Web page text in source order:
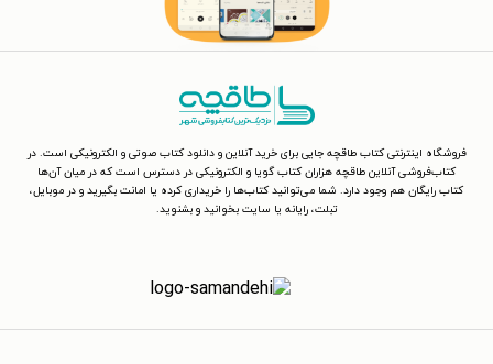
فروشگاه اینترنتی کتاب طاقچه جایی برای خرید آنلاین و دانلود کتاب صوتی و الکترونیکی است. در
کتاب‌فروشی آنلاین طاقچه هزاران کتاب گویا و الکترونیکی در دسترس است که در میان آن‌ها
کتاب رایگان هم وجود دارد. شما می‌توانید کتاب‌ها را خریداری کرده یا امانت بگیرید و در موبایل،
تبلت، رایانه یا سایت بخوانید و بشنوید.